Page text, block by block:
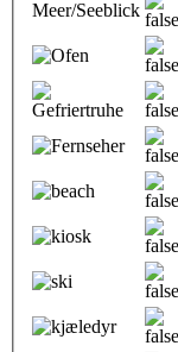
Meer/Seeblick